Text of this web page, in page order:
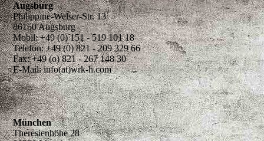
Augsburg
Philippine-Welser-Str. 13
86150 Augsburg
Mobil: +49 (0) 151 - 519 101 18
Telefon: +49 (0) 821 - 209 329 66
Fax: +49 (o) 821 - 267 148 30
E-Mail: info(at)wrk-h.com
München
Theresienhöhe 28